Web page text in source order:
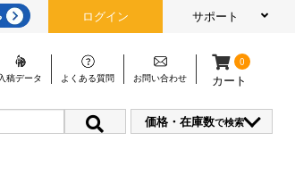
ログイン サポート
入稿データ よくある質問 お問い合わせ
0
カート
価格・在庫数で検索